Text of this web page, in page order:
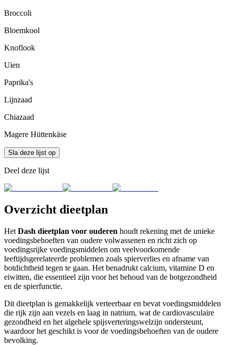
Broccoli
Bloemkool
Knoflook
Uien
Paprika's
Lijnzaad
Chiazaad
Magere Hüttenkäse
Sla deze lijst op
Deel deze lijst
Overzicht dieetplan
Het Dash dieetplan voor ouderen houdt rekening met de unieke
voedingsbehoeften van oudere volwassenen en richt zich op
voedingsrijke voedingsmiddelen om veelvoorkomende
leeftijdsgerelateerde problemen zoals spierverlies en afname van
botdichtheid tegen te gaan. Het benadrukt calcium, vitamine D en
eiwitten, die essentieel zijn voor het behoud van de botgezondheid
en de spierfunctie.
Dit dieetplan is gemakkelijk verteerbaar en bevat voedingsmiddelen
die rijk zijn aan vezels en laag in natrium, wat de cardiovasculaire
gezondheid en het algehele spijsverteringswelzijn ondersteunt,
waardoor het geschikt is voor de voedingsbehoeften van de oudere
bevolking.